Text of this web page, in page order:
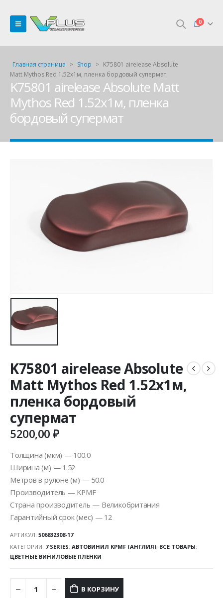
0
Главная страница > Shop > K75801 airelease Absolute
Matt Mythos Red 1.52х1м, пленка бордовый супермат
K75801 airelease Absolute Matt
Mythos Red 1.52х1м, пленка
бордовый супермат
K75801 airelease Absolute
Matt Mythos Red 1.52х1м,
пленка бордовый
супермат
5200,00₽
Толщина (мкм) — 100.0
Ширина (м) — 1.52
Метров в рулоне (м) — 50.0
Производитель — KPMF
Страна производитель — Великобритания
Гарантийный срок (мес) — 12
АРТИКУЛ: 506832308-17
КАТЕГОРИИ: 7 SERIES, АВТОВИНИЛ KPMF (АНГЛИЯ), ВСЕ ТОВАРЫ,
ЦВЕТНЫЕ ВИНИЛОВЫЕ ПЛЕНКИ
В КОРЗИНУ